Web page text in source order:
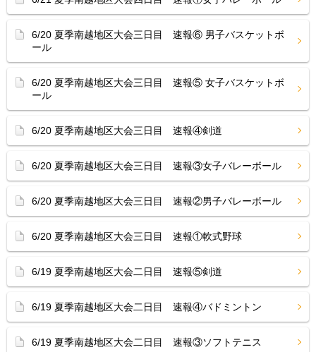
6/20 夏季南越地区大会三日目 速報⑥ 男子バスケットボ
ール
6/20 夏季南越地区大会三日目 速報⑤ 女子バスケットボ
ール
6/20 夏季南越地区大会三日目 速報④剣道
6/20 夏季南越地区大会三日目 速報③女子バレーボール
6/20 夏季南越地区大会三日目 速報②男子バレーボール
6/20 夏季南越地区大会三日目 速報①軟式野球
6/19 夏季南越地区大会二日目 速報⑤剣道
6/19 夏季南越地区大会二日目 速報④バドミントン
6/19 夏季南越地区大会二日目 速報③ソフトテニス